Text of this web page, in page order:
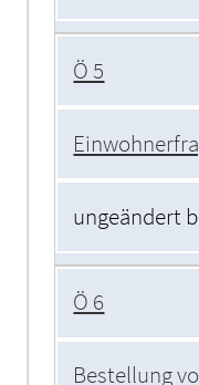
Ö 5
ungeändert
Ö 6
Bestellung